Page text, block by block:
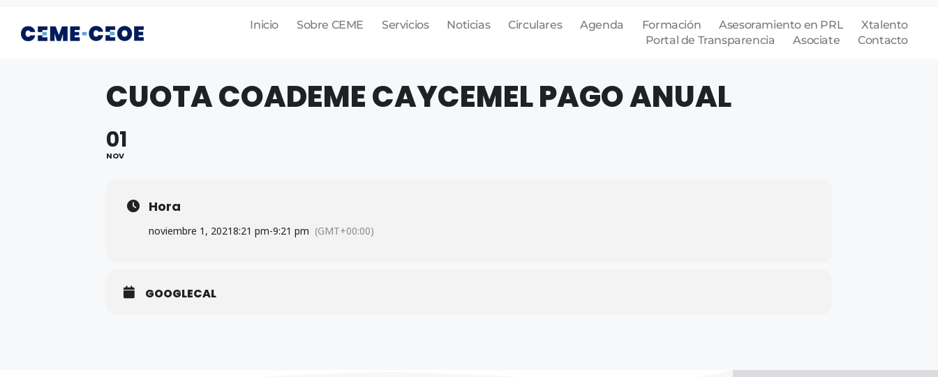
Inicio Sobre CEME Servicios Noticias Circulares Agenda Formación Asesoramiento en PRL
Xtalento
Portal de Transparencia
Asociate Contacto
CUOTA COADEME CAYCEMEL PAGO ANUAL
01
NOV
Hora
noviembre 1, 20218:21 pm-9:21 pm (GMT+00:00)
GOOGLECAL